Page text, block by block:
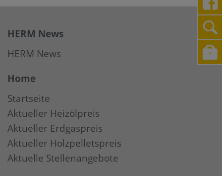
HERM News
HERM News
Home
Startseite
Aktueller Heizölpreis
Aktueller Erdgaspreis
Aktueller Holzpelletspreis
Aktuelle Stellenangebote